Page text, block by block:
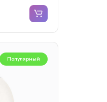
Популярный